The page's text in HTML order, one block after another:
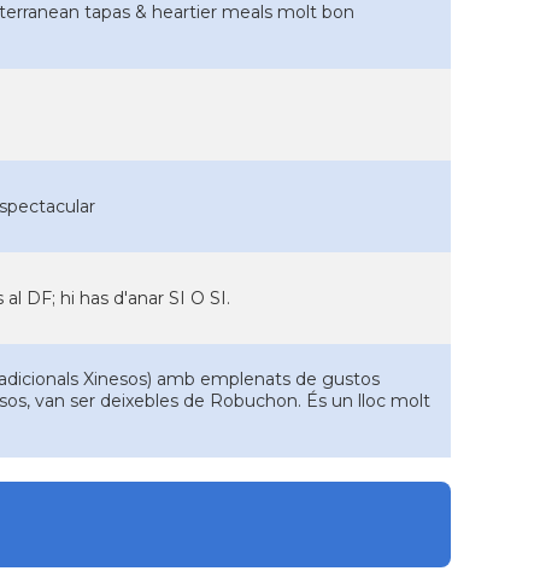
tapas & heartier meals molt bon
DF; hi has d'anar SI O SI.
Xinesos) amb emplenats de gustos
van ser deixebles de Robuchon. És un lloc molt